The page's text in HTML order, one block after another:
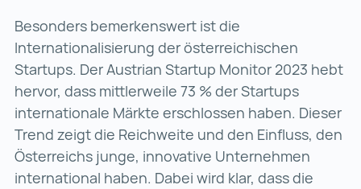
Besonders bemerkenswert ist die
Internationalisierung der österreichischen
Startups. Der Austrian Startup Monitor 2023 hebt
hervor, dass mittlerweile 73 % der Startups
internationale Märkte erschlossen haben. Dieser
Trend zeigt die Reichweite und den Einfluss, den
Österreichs junge, innovative Unternehmen
international haben. Dabei wird klar, dass die